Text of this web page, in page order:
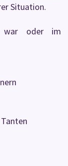
Situation.
war oder im